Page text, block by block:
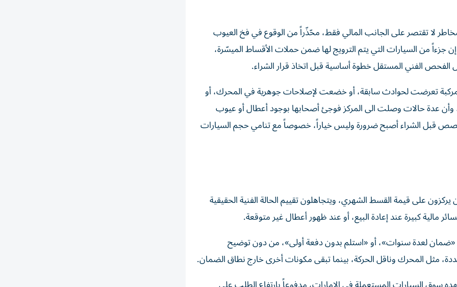
لا تقتصر على الجانب المالي فقط، محّذّراً من الوقوع في فخ العيوب
جزءاً من السيارات التي يتم الترويج لها ضمن حملات الأقساط الميسّرة،
الفني المستقل خطوة أساسية قبل اتخاذ قرار الشراء.
تعرضت لحوادث سابقة، أو خضعت لإصلاحات جوهرية في المحرك، أو
وأن عدة حالات وصلت الى المركز فوجئ أصحابها بوجود أعطال أو عيوب
قبل الشراء أصبح ضرورة وليس خياراً، خصوصاً مع تنامي حجم السيارات
على قيمة القسط الشهري، ويتجاهلون تقييم الحالة الفنية الحقيقية
مالية كبيرة عند إعادة البيع، أو عند ظهور أعطال غير متوقعة.
لعدة سنوات»، أو «استلم بدون دفعة أولى»، من دون توضيح
مثل المحرك وناقل الحركة، بينما تبقى مكونات أخرى خارج نطاق الضمان.